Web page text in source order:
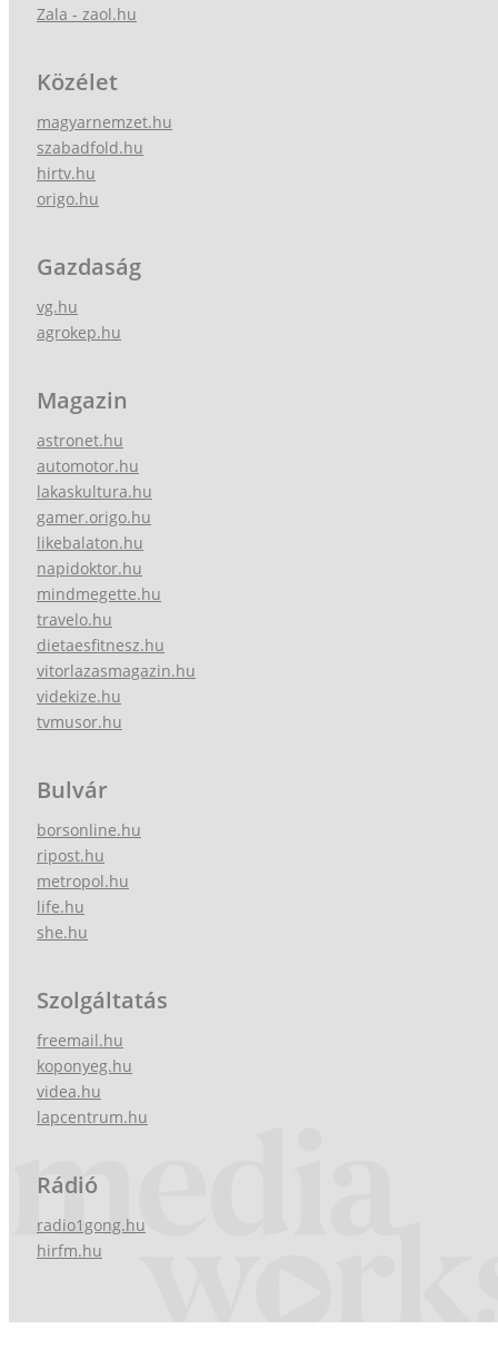
Zala - zaol.hu
Közélet
magyarnemzet.hu
szabadfold.hu
hirtv.hu
origo.hu
Gazdaság
vg.hu
agrokep.hu
Magazin
astronet.hu
automotor.hu
lakaskultura.hu
gamer.origo.hu
likebalaton.hu
napidoktor.hu
mindmegette.hu
travelo.hu
dietaesfitnesz.hu
vitorlazasmagazin.hu
videkize.hu
tvmusor.hu
Bulvár
borsonline.hu
ripost.hu
metropol.hu
life.hu
she.hu
Szolgáltatás
freemail.hu
koponyeg.hu
videa.hu
lapcentrum.hu
Rádió
radio1gong.hu
hirfm.hu